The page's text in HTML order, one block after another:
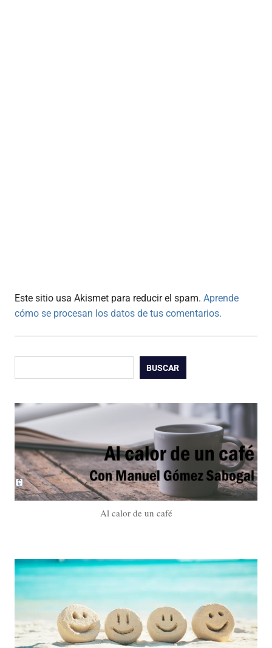
Este sitio usa Akismet para reducir el spam. Aprende
cómo se procesan los datos de tus comentarios.
BUSCAR
Al calor de un café